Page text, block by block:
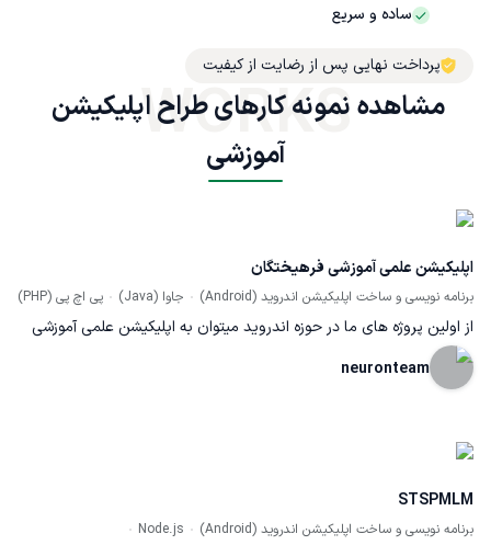
ساده و سریع
پرداخت نهایی پس از رضایت از کیفیت
مشاهده نمونه کارهای طراح اپلیکیشن
آموزشی
WORKS
اپلیکیشن علمی آموزشی فرهیختگان
برنامه نویسی و ساخت اپلیکیشن اندروید (Android) جاوا (Java) پی اچ پی (PHP)
از اولین پروژه های ما در حوزه اندروید میتوان به اپلیکیشن علمی آموزشی
فرهیختگان اشاره کرد.این اپلیکیشن به سفارش آموزش پرورش طراحی و اجرا
neuronteam
STSPMLM
برنامه نویسی و ساخت اپلیکیشن اندروید (Android)
Node.js